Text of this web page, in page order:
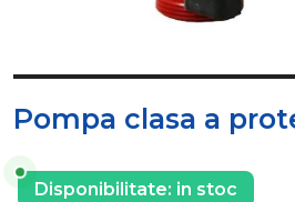
Pompa clasa a
Disponibilitate: in stoc